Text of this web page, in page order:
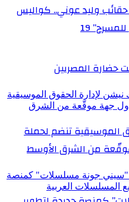
وليد عوني.. كواليس
19
حضارة المصريين
الموسيقية تنضم لحملة
من الشرق الأوسط